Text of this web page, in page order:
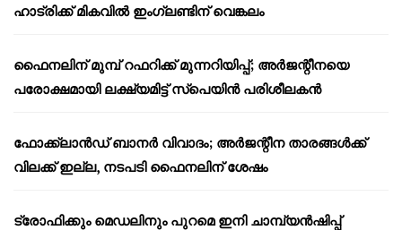
ഹാട്രിക്ക് മികവിൽ ഇംഗ്ലണ്ടിന് വെങ്കലം
ഫൈനലിന് മുമ്പ് റഫറിക്ക് മുന്നറിയിപ്പ്; അർജന്റീനയെ
പരോക്ഷമായി ലക്ഷ്യമിട്ട് സ്പെയിൻ പരിശീലകൻ
ഫോക്ക്‌ലാൻഡ് ബാനർ വിവാദം; അർജന്റീന താരങ്ങൾക്ക്
വിലക്ക് ഇല്ല, നടപടി ഫൈനലിന് ശേഷം
ട്രോഫിക്കും മെഡലിനും പുറമെ ഇനി ചാമ്പ്യൻഷിപ്പ്